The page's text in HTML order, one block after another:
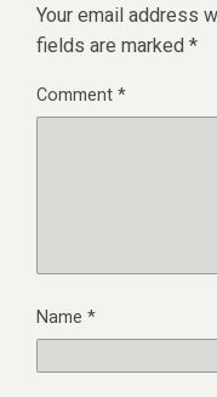
Your email address
fields are marked *
Comment*
Name *